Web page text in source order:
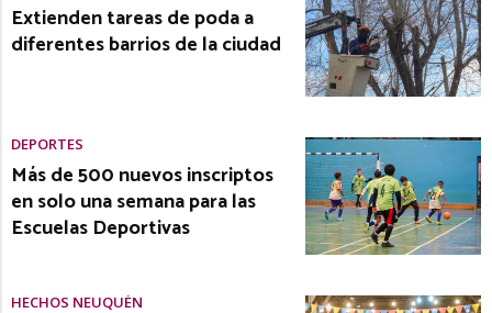
Extienden tareas de poda a
diferentes barrios de la ciudad
DEPORTES
Más de 500 nuevos inscriptos
en solo una semana para las
Escuelas Deportivas
HECHOS NEUQUÉN